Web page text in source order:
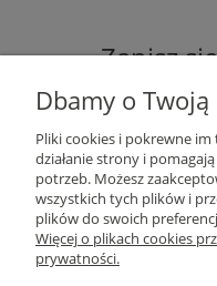
Zapisz
Dbamy o
Pliki cookies i pokrewne
działanie strony i
potrzeb. Możesz
wszystkich tych plików i
plików do swoich
Więcej o plikach cookies
prywatności.